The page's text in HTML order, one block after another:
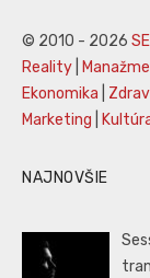
© 2010 - 2026
Reality
Ekonomika
Marketing
NAJNOVŠIE